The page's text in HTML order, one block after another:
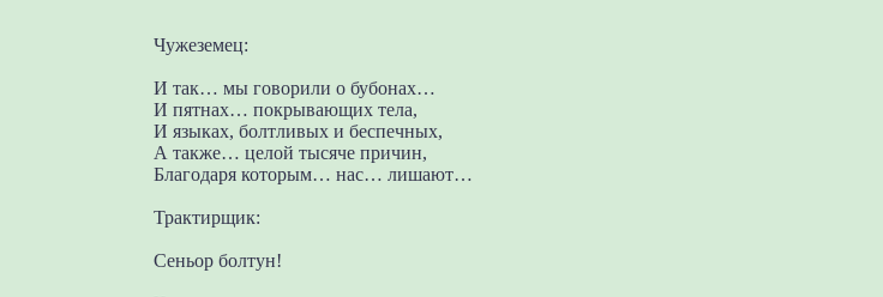
Чужеземец:
И так… мы говорили о бубонах…
И пятнах… покрывающих тела,
И языках, болтливых и беспечных,
А также… целой тысяче причин,
Благодаря которым… нас… лишают…
Трактирщик:
Сеньор болтун!